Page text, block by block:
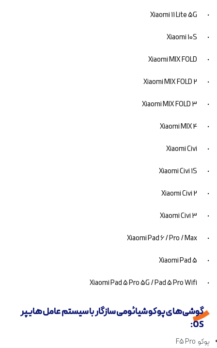
• Xiaomi 11 Lite 5G
• Xiaomi 10S
• Xiaomi MIX FOLD
• Xiaomi MIX FOLD 2
• Xiaomi MIX FOLD 3
• Xiaomi MIX 4
• Xiaomi Civi
• Xiaomi Civi 1S
• Xiaomi Civi 2
• Xiaomi Civi 3
• Xiaomi Pad 6 / Pro / Max
• Xiaomi Pad 5
• Xiaomi Pad 5 Pro 5G / Pad 5 Pro Wifi
گوشی‌های پوکو شیائومی سازگار با سیستم عامل هایپر
OS:
پوکو F5 Pro